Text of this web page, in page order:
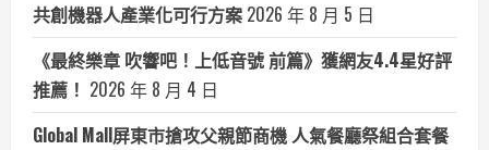
共創機器人產業化可行方案 2026 年 8 月 5 日
《最終樂章 吹響吧！上低音號 前篇》獲網友4.4星好評
推薦！ 2026 年 8 月 4 日
Global Mall屏東市搶攻父親節商機 人氣餐廳祭組合套餐